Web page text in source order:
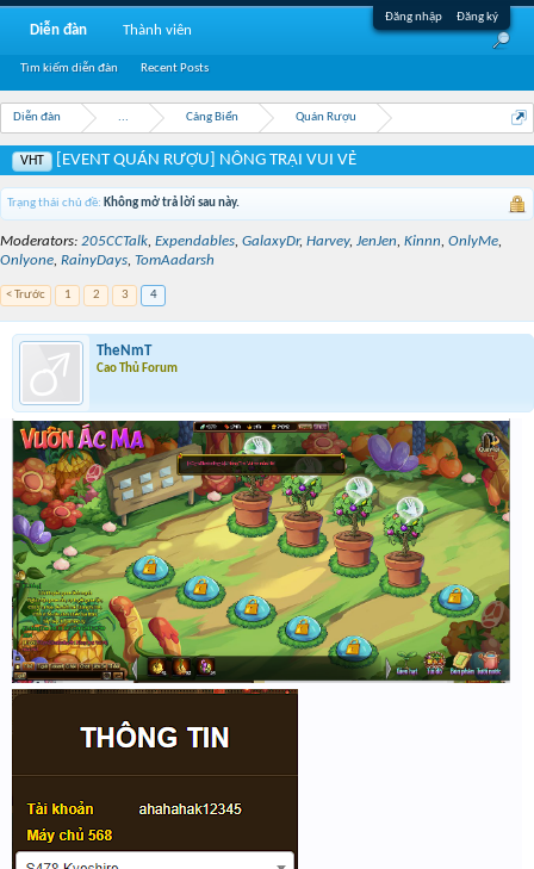
Đăng nhập Đăng ký
Diễn đàn ... Cảng Biển Quán Rượu
VHT [EVENT QUÁN RƯỢU] NÔNG TRẠI VUI VẺ
Trạng thái chủ đề: Không mở trả lời sau này.
Moderators: 205CCTalk, Expendables, GalaxyDr, Harvey, JenJen, Kinnn, OnlyMe,
Onlyone, RainyDays, TomAadarsh
< Trước 1 2 3 4
TheNmT
Cao Thủ Forum
Diễn đàn
Tìm kiếm diễn đàn Recent Posts
Thành viên